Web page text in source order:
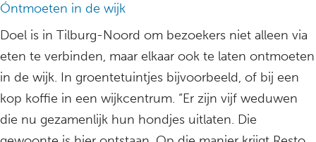
Óntmoeten in de wijk
Doel is in Tilburg-Noord om bezoekers niet alleen via
eten te verbinden, maar elkaar ook te laten ontmoeten
in de wijk. In groentetuintjes bijvoorbeeld, of bij een
kop koffie in een wijkcentrum. “Er zijn vijf weduwen
die nu gezamenlijk hun hondjes uitlaten. Die